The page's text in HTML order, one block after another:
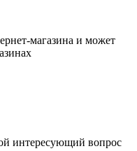
магазина и может
интересующий вопрос